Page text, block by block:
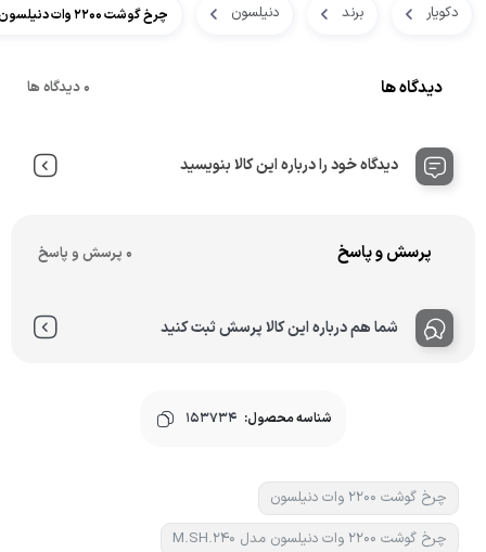
دکویار برند دنیلسون چرخ گوشت ۲۲۰۰ وات دنیلسون مدل M.SH.240
دیدگاه ها 0 دیدگاه ها
دیدگاه خود را درباره این کالا بنویسید
پرسش و پاسخ 0 پرسش و پاسخ
شما هم درباره این کالا پرسش ثبت کنید
شناسه محصول: 153734
چرخ گوشت ۲۲۰۰ وات دنیلسون
چرخ گوشت ۲۲۰۰ وات دنیلسون مدل M.SH.240